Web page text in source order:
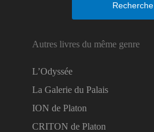
Recherche
Autres livres du même genre
L’Odyssée
La Galerie du Palais
ION de Platon
CRITON de Platon